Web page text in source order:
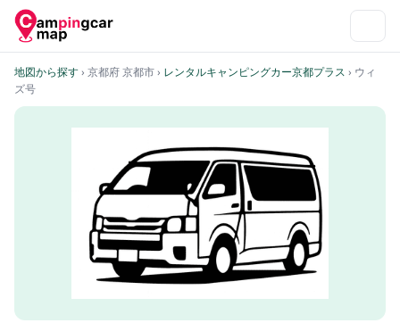
地図から探す› 京都府 京都市› レンタルキャンピングカー京都プラス › ウィ
ズ号